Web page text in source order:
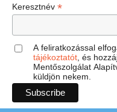
Keresztnév *
A feliratkozással
tájékoztatót , és
Mentőszolgálat
küldjön nekem.